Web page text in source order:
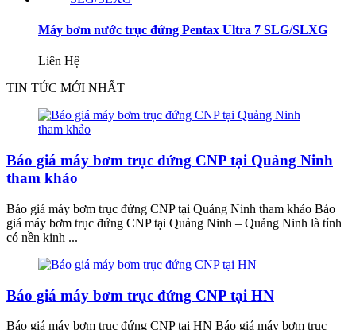
Máy bơm nước trục đứng Pentax Ultra 7 SLG/SLXG
Liên Hệ
TIN TỨC MỚI NHẤT
Báo giá máy bơm trục đứng CNP tại Quảng Ninh
tham khảo
Báo giá máy bơm trục đứng CNP tại Quảng Ninh tham khảo Báo
giá máy bơm trục đứng CNP tại Quảng Ninh – Quảng Ninh là tỉnh
có nền kinh ...
Báo giá máy bơm trục đứng CNP tại HN
Báo giá máy bơm trục đứng CNP tại HN Báo giá máy bơm trục